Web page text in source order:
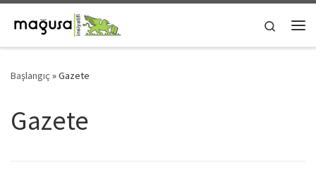
Skip to content
Search
Başlangıç »Gazete
Gazete